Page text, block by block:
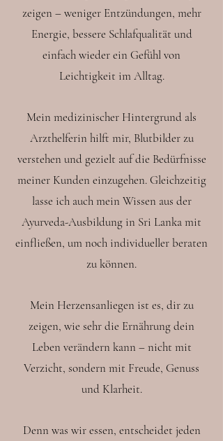
zeigen – weniger Entzündungen, mehr
Energie, bessere Schlafqualität und
einfach wieder ein Gefühl von
Leichtigkeit im Alltag.
Mein medizinischer Hintergrund als
Arzthelferin hilft mir, Blutbilder zu
verstehen und gezielt auf die Bedürfnisse
meiner Kunden einzugehen. Gleichzeitig
lasse ich auch mein Wissen aus der
Ayurveda-Ausbildung in Sri Lanka mit
einfließen, um noch individueller beraten
zu können.
Mein Herzensanliegen ist es, dir zu
zeigen, wie sehr die Ernährung dein
Leben verändern kann – nicht mit
Verzicht, sondern mit Freude, Genuss
und Klarheit.
Denn was wir essen, entscheidet jeden